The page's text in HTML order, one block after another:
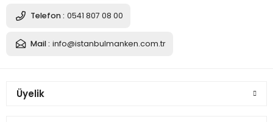
Telefon : 0541 807 08 00
Mail : info@istanbulmanken.com.tr
Üyelik